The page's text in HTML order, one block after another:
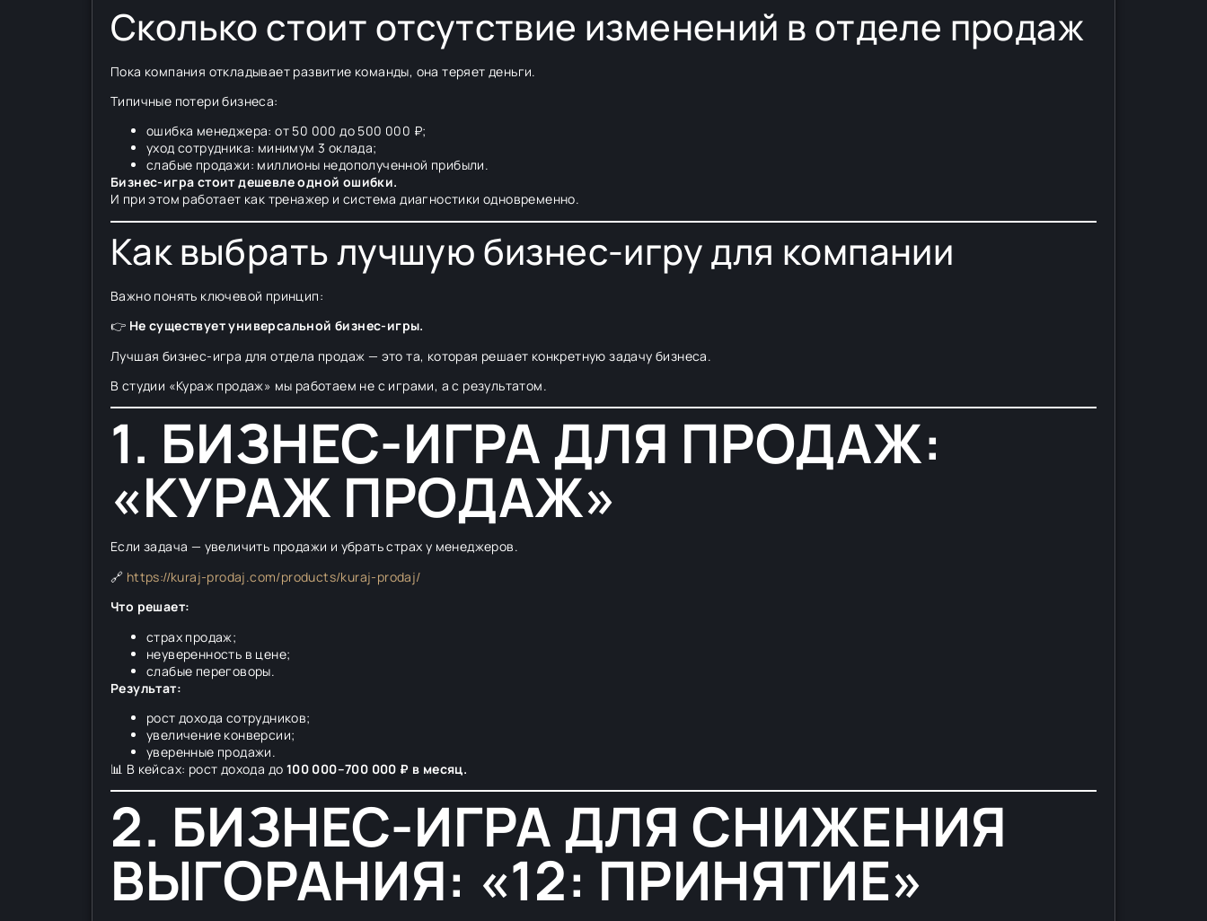
Сколько стоит отсутствие изменений в отделе продаж
Пока компания откладывает развитие команды, она теряет деньги.
Типичные потери бизнеса:
ошибка менеджера: от 50 000 до 500 000 ₽;
уход сотрудника: минимум 3 оклада;
слабые продажи: миллионы недополученной прибыли.
Бизнес-игра стоит дешевле одной ошибки.
И при этом работает как тренажер и система диагностики одновременно.
Как выбрать лучшую бизнес-игру для компании
Важно понять ключевой принцип:
👉 Не существует универсальной бизнес-игры.
Лучшая бизнес-игра для отдела продаж — это та, которая решает конкретную задачу бизнеса.
В студии «Кураж продаж» мы работаем не с играми, а с результатом.
1. БИЗНЕС-ИГРА ДЛЯ ПРОДАЖ:
«КУРАЖ ПРОДАЖ»
Если задача — увеличить продажи и убрать страх у менеджеров.
🔗 https://kuraj-prodaj.com/products/kuraj-prodaj/
Что решает:
страх продаж;
неуверенность в цене;
слабые переговоры.
Результат:
рост дохода сотрудников;
увеличение конверсии;
уверенные продажи.
📊 В кейсах: рост дохода до 100 000–700 000 ₽ в месяц.
2. БИЗНЕС-ИГРА ДЛЯ СНИЖЕНИЯ
ВЫГОРАНИЯ: «12: ПРИНЯТИЕ»